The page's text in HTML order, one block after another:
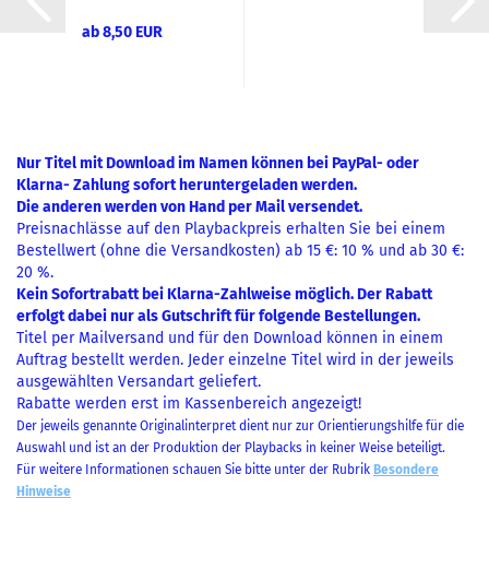
ab 8,50 EUR
Nur Titel mit Download im Namen können bei PayPal- oder
Klarna- Zahlung sofort heruntergeladen werden.
Die anderen werden von Hand per Mail versendet.
Preisnachlässe auf den Playbackpreis erhalten Sie bei einem
Bestellwert (ohne die Versandkosten) ab 15 €: 10 % und ab 30 €:
20 %.
Kein Sofortrabatt bei Klarna-Zahlweise möglich. Der Rabatt
erfolgt dabei nur als Gutschrift für folgende Bestellungen.
Titel per Mailversand und für den Download können in einem
Auftrag bestellt werden. Jeder einzelne Titel wird in der jeweils
ausgewählten Versandart geliefert.
Rabatte werden erst im Kassenbereich angezeigt!
Der jeweils genannte Originalinterpret dient nur zur Orientierungshilfe für die
Auswahl und ist an der Produktion der Playbacks in keiner Weise beteiligt.
Für weitere Informationen schauen Sie bitte unter der Rubrik Besondere
Hinweise